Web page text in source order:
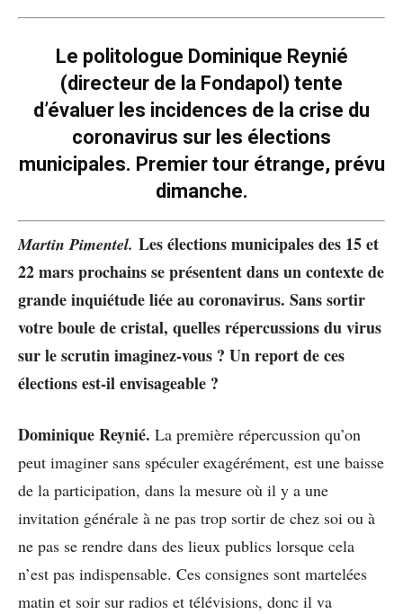
Le politologue Dominique Reynié
(directeur de la Fondapol) tente
d’évaluer les incidences de la crise du
coronavirus sur les élections
municipales. Premier tour étrange, prévu
dimanche.
Martin Pimentel. Lesélections municipales des 15 et
22 mars prochains se présentent dans un contexte de
grande inquiétude liée au coronavirus. Sans sortir
votre boule de cristal, quelles répercussions du virus
sur le scrutin imaginez-vous ? Un report de ces
élections est-il envisageable ?
Dominique Reynié. La première répercussion qu’on
peut imaginer sans spéculer exagérément, est une baisse
de la participation, dans la mesure où il y a une
invitation générale à ne pas trop sortir de chez soi ou à
ne pas se rendre dans des lieux publics lorsque cela
n’est pas indispensable. Ces consignes sont martelées
matin et soir sur radios et télévisions, donc il va